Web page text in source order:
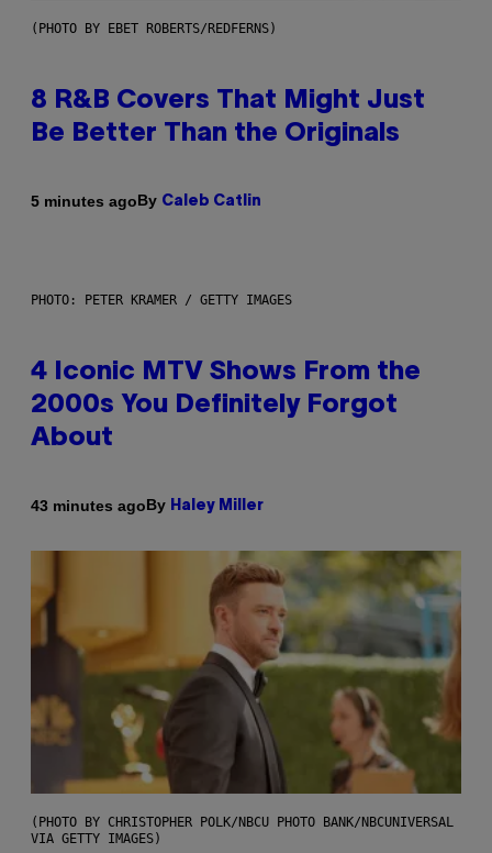
(PHOTO BY EBET ROBERTS/REDFERNS)
8 R&B Covers That Might Just
Be Better Than the Originals
5 minutes agoBy Caleb Catlin
PHOTO: PETER KRAMER / GETTY IMAGES
4 Iconic MTV Shows From the
2000s You Definitely Forgot
About
43 minutes agoBy Haley Miller
(PHOTO BY CHRISTOPHER POLK/NBCU PHOTO BANK/NBCUNIVERSAL
VIA GETTY IMAGES)